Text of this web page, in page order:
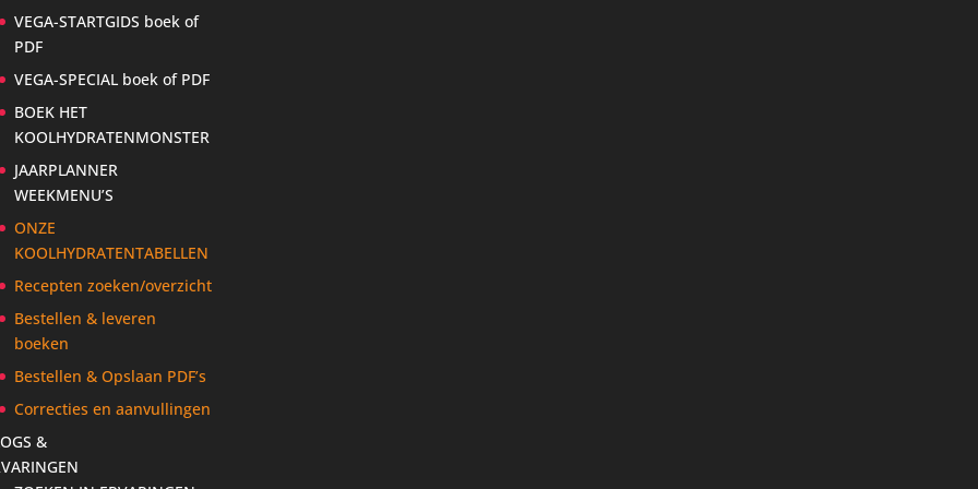
VEGA-STARTGIDS boek of
PDF
VEGA-SPECIAL boek of PDF
BOEK HET
KOOLHYDRATENMONSTER
JAARPLANNER
WEEKMENU’S
ONZE
KOOLHYDRATENTABELLEN
Recepten zoeken/overzicht
Bestellen & leveren
boeken
Bestellen & Opslaan PDF’s
Correcties en aanvullingen
&